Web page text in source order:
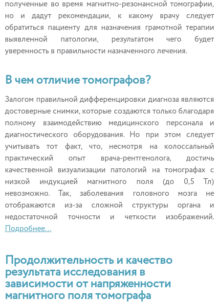
полученные во время магнитно-резонансной томографии,
но и дадут рекомендации, к какому врачу следует
обратиться пациенту для назначения грамотной терапии
выявленной патологии, результатом чего будет
уверенность в правильности назначенного лечения.
В чем отличие томографов?
Залогом правильной дифференцировки диагноза являются
достоверные снимки, которые создаются только благодаря
полному взаимодействию медицинского персонала и
диагностического оборудования. Но при этом следует
учитывать тот факт, что, несмотря на колоссальный
практический опыт врача-рентгенолога, достичь
качественной визуализации патологий на томографах с
низкой индукцией магнитного поля (до 0,5 Тл)
невозможно. Так, заболевания головного мозга не
отображаются из-за сложной структуры органа и
недостаточной точности и четкости изображений.
Подробнее...
Продолжительность и качество
результата исследования в
зависимости от напряженности
магнитного поля томографа